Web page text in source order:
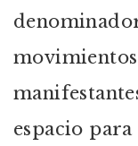
espacio